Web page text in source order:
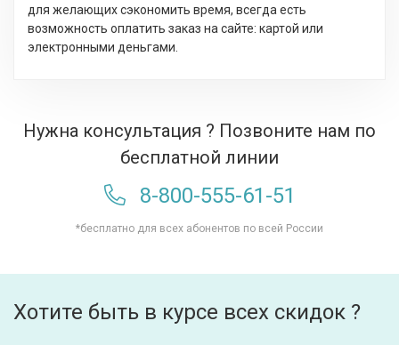
для желающих сэкономить время, всегда есть
возможность оплатить заказ на сайте: картой или
электронными деньгами.
Нужна консультация ? Позвоните нам по
бесплатной линии
8-800-555-61-51
*бесплатно для всех абонентов по всей России
Хотите быть в курсе всех скидок ?